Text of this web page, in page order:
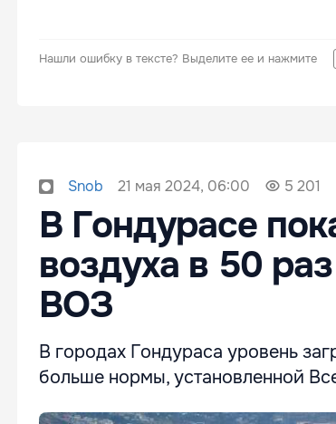
Нашли ошибку в тексте? Выделите ее и нажмите
Snob 21 мая 2024, 06:00 5 201
В Гондурасе
воздуха в 50
ВОЗ
В городах Гондураса уровень
больше нормы, установленной